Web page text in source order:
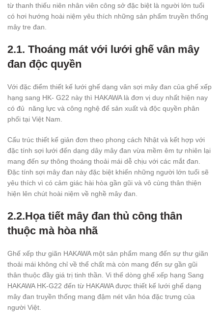
từ thanh thiếu niên nhân viên công sở đặc biệt là người lớn tuổi
có hơi hướng hoài niệm yêu thích những sản phẩm truyền thống
mây tre đan.
2.1. Thoáng mát với lưới ghế vân mây
đan độc quyền
Với đặc điểm thiết kế lưới ghế dạng vân sợi mây đan của ghế xếp
hạng sang HK- G22 này thì HAKAWA là đơn vị duy nhất hiện nay
có đủ năng lực và công nghệ để sản xuất và độc quyền phân
phối tại Việt Nam.
Cấu trúc thiết kế giản đơn theo phong cách Nhật và kết hợp với
đặc tính sợi lưới đến dạng dây mây đan vừa mềm êm tự nhiên lại
mang đến sự thông thoáng thoải mái dễ chịu với các mắt đan.
Đặc tính sợi mây đan này đặc biệt khiến những người lớn tuổi sẽ
yêu thích vì có cảm giác hài hòa gần gũi và vô cùng thân thiện
hiện lên chút hoài niệm về nghề mây đan.
2.2.Họa tiết mây đan thủ công thân
thuộc mà hòa nhã
Ghế xếp thư giãn HAKAWA một sản phẩm mang đến sự thư giãn
thoải mái không chỉ về thể chất mà còn mang đến sự gần gũi
thân thuộc đầy giá trị tinh thần. Vi thế dòng ghế xếp hạng Sang
HAKAWA HK-G22 đến từ HAKAWA được thiết kế lưới ghế dạng
mây đan truyền thống mang đậm nét văn hóa đặc trưng của
người Việt.